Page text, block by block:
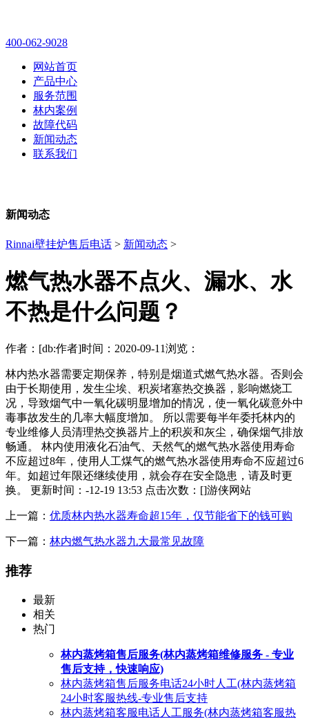
400-062-9028
网站首页
产品中心
服务范围
林内案例
故障代码
新闻动态
联系我们
新闻动态
Rinnai壁挂炉售后电话 > 新闻动态 >
燃气热水器不点火、漏水、水
不热是什么问题？
作者：[db:作者]时间：2020-09-11浏览：
林内热水器需要定期保养，特别是烟道式燃气热水器。否则会
由于长期使用，发生尘埃、积炭堵塞热交换器，影响燃烧工
况，导致烟气中一氧化碳明显增加的情况，使一氧化碳意外中
毒事故发生的几率大幅度增加。 所以需要每半年委托林内的
专业维修人员清理热交换器片上的积炭和灰尘，确保烟气排放
畅通。 林内使用液化石油气、天然气的燃气热水器使用寿命
不应超过8年，使用人工煤气的燃气热水器使用寿命不应超过6
年。如超过年限还继续使用，就会存在安全隐患，请及时更
换。 更新时间：-12-19 13:53 点击次数：[]游侠网站
上一篇： 优质林内热水器寿命超15年，仅节能省下的钱可购
下一篇： 林内燃气热水器九大最常见故障
推荐
最新
相关
热门
林内蒸烤箱售后服务(林内蒸烤箱维修服务 - 专业
售后支持，快速响应)
林内蒸烤箱售后服务电话24小时人工(林内蒸烤箱
24小时客服热线-专业售后支持
林内蒸烤箱客服电话人工服务(林内蒸烤箱客服热